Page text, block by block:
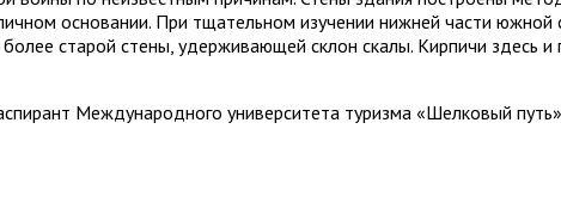
основании. При тщательном изучении нижней части
старой стены, удерживающей склон скалы. Кирпичи здесь
Международного университета туризма «Шелковый